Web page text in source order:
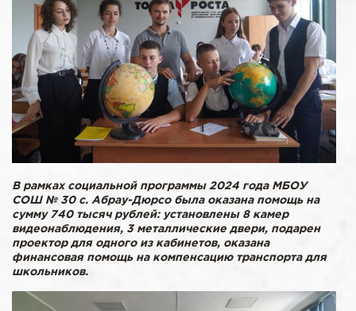
В рамках социальной программы 2024 года МБОУ
СОШ № 30 с. Абрау-Дюрсо была оказана помощь на
сумму 740 тысяч рублей: установлены 8 камер
видеонаблюдения, 3 металлические двери, подарен
проектор для одного из кабинетов, оказана
финансовая помощь на компенсацию транспорта для
школьников.